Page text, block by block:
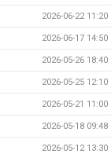
2026-06-22 11:20
2026-06-17 14:50
2026-05-26 18:40
2026-05-25 12:10
2026-05-21 11:00
2026-05-18 09:48
2026-05-12 13:30